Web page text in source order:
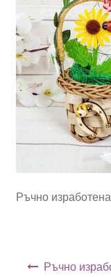
Ръчно
Ръчно